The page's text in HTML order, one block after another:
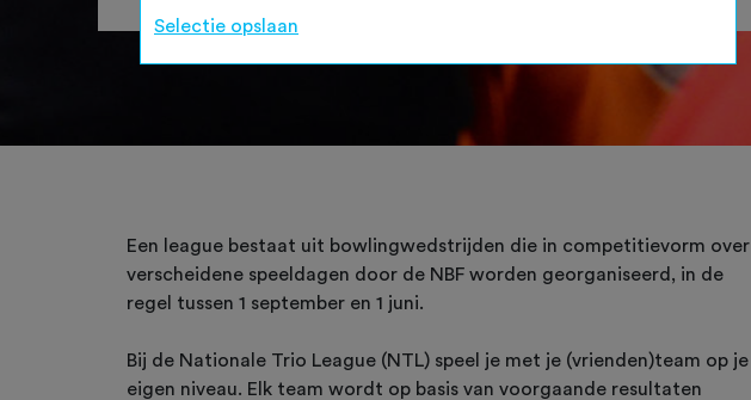
Een league bestaat uit bowlingwedstrijden die in competitievorm over
verscheidene speeldagen door de NBF worden georganiseerd, in de
regel tussen 1 september en 1 juni.
Bij de Nationale Trio League (NTL) speel je met je (vrienden)team op je
eigen niveau. Elk team wordt op basis van voorgaande resultaten
Selectie opslaan